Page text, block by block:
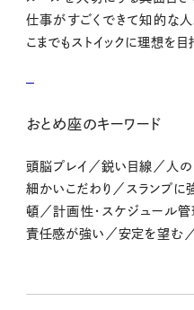
仕事がすごくできて知的な
こまでもストイックに理想を目
おとめ座のキーワード
頭脳プレイ／鋭い目線／人
細かいこだわり／スランプに
頓／計画性・スケジュール
責任感が強い／安定を望む